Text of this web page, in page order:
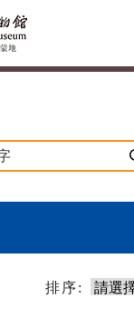
排序: